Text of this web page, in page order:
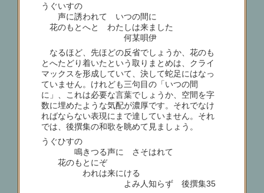
うぐいすの
声に誘われて いつの間に
花のもとへと わたしは来ました
何某唄伊
なるほど、先ほどの反省でしょうか、花のも
とへたどり着いたという取りまとめは、クライ
マックスを形成していて、決して蛇足にはなっ
ていません。けれども三句目の「いつの間
に」、これは必要な言葉でしょうか、空間を字
数に埋めたような気配が濃厚です。それでなけ
ればならない表現にまで達していません。それ
では、後撰集の和歌を眺めて見ましょう。
うぐひすの
鳴きつる声に さそはれて
花のもとにぞ
われは来にける
よみ人知らず 後撰集35